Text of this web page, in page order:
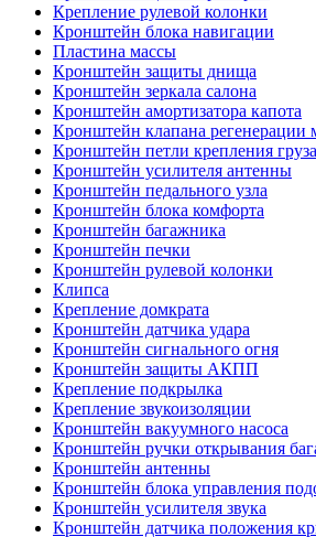
Крепление рулевой колонки
Кронштейн блока навигации
Пластина массы
Кронштейн защиты днища
Кронштейн зеркала салона
Кронштейн амортизатора капота
Кронштейн клапана регенерации
Кронштейн петли крепления груза
Кронштейн усилителя антенны
Кронштейн педального узла
Кронштейн блока комфорта
Кронштейн багажника
Кронштейн печки
Кронштейн рулевой колонки
Клипса
Крепление домкрата
Кронштейн датчика удара
Кронштейн сигнального огня
Кронштейн защиты АКПП
Крепление подкрылка
Крепление звукоизоляции
Кронштейн вакуумного насоса
Кронштейн ручки открывания
Кронштейн антенны
Кронштейн блока управления
Кронштейн усилителя звука
Кронштейн датчика положения